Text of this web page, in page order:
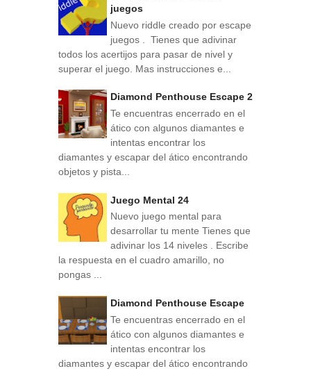
juegos
Nuevo riddle creado por escape
juegos . Tienes que adivinar
todos los acertijos para pasar de nivel y
superar el juego. Mas instrucciones e...
Diamond Penthouse Escape 2
Te encuentras encerrado en el
ático con algunos diamantes e
intentas encontrar los
diamantes y escapar del ático encontrando
objetos y pista...
Juego Mental 24
Nuevo juego mental para
desarrollar tu mente Tienes que
adivinar los 14 niveles . Escribe
la respuesta en el cuadro amarillo, no
pongas ...
Diamond Penthouse Escape
Te encuentras encerrado en el
ático con algunos diamantes e
intentas encontrar los
diamantes y escapar del ático encontrando